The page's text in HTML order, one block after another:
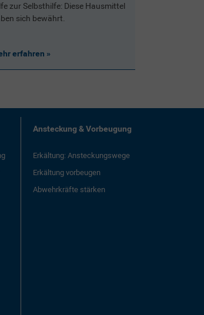
zur Selbsthilfe: Diese Hausmittel
sich bewährt.
erfahren
Ansteckung & Vorbeugung
Erkältung: Ansteckungswege
Erkältung vorbeugen
Abwehrkräfte stärken